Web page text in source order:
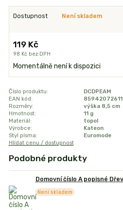
Dostupnost Není skladem
119 Kč
98 Kč bez DPH
Momentálně není k dispozici
Číslo produktu:
DCDPEAM
EAN kód:
Rozměry:
výška 8,5 cm
Hmotnost:
11 g
Materiál:
topol
Výrobce:
Kateon
Styl písma:
Euromode
Hlídat cenu / dostupnost
Podobné produkty
Domovní číslo A popisné
Není skladem